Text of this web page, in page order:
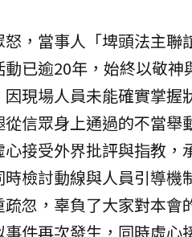
怒，當事人「埤頭法主
動已逾20年，始終以敬
因現場人員未能確實掌握
從信眾身上通過的不當舉
心接受外界批評與指教，
時檢討動線與人員引導機
疏忽，辜負了大家對本
事件再次發生，同時虛心